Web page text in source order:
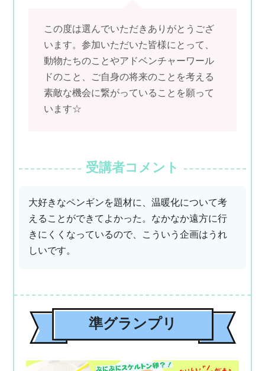
この度は選んでいただきありがとうござ
います。参加いただいた皆様にとって、
動物たちのことやアドベンチャーワール
ドのこと、ご自身の将来のことを考える
素敵な機会に繋がっていることを願って
います☆
受講者コメント
大好きなペンギンを題材に、温暖化について考
えることができてよかった。なかなか遠方に行
きにくくなっているので、こういう企画はうれ
しいです。
準グランプリ